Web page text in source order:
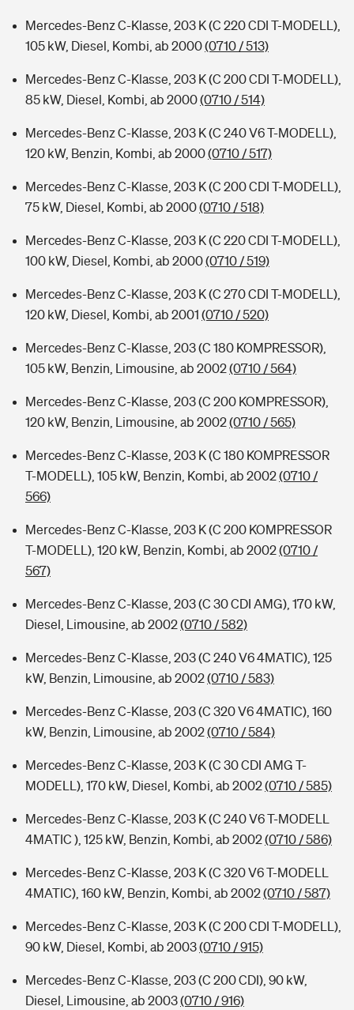
Mercedes-Benz C-Klasse, 203 K (C 220 CDI T-MODELL),
105 kW, Diesel, Kombi, ab 2000(0710 / 513)
Mercedes-Benz C-Klasse, 203 K (C 200 CDI T-MODELL),
85 kW, Diesel, Kombi, ab 2000(0710 / 514)
Mercedes-Benz C-Klasse, 203 K (C 240 V6 T-MODELL),
120 kW, Benzin, Kombi, ab 2000(0710 / 517)
Mercedes-Benz C-Klasse, 203 K (C 200 CDI T-MODELL),
75 kW, Diesel, Kombi, ab 2000(0710 / 518)
Mercedes-Benz C-Klasse, 203 K (C 220 CDI T-MODELL),
100 kW, Diesel, Kombi, ab 2000(0710 / 519)
Mercedes-Benz C-Klasse, 203 K (C 270 CDI T-MODELL),
120 kW, Diesel, Kombi, ab 2001 (0710 / 520)
Mercedes-Benz C-Klasse, 203 (C 180 KOMPRESSOR),
105 kW, Benzin, Limousine, ab 2002(0710 / 564)
Mercedes-Benz C-Klasse, 203 (C 200 KOMPRESSOR),
120 kW, Benzin, Limousine, ab 2002(0710 / 565)
Mercedes-Benz C-Klasse, 203 K (C 180 KOMPRESSOR
T-MODELL), 105 kW, Benzin, Kombi, ab 2002(0710 /
566)
Mercedes-Benz C-Klasse, 203 K (C 200 KOMPRESSOR
T-MODELL), 120 kW, Benzin, Kombi, ab 2002(0710 /
567)
Mercedes-Benz C-Klasse, 203 (C 30 CDI AMG), 170 kW,
Diesel, Limousine, ab 2002(0710 / 582)
Mercedes-Benz C-Klasse, 203 (C 240 V6 4MATIC), 125
kW, Benzin, Limousine, ab 2002(0710 / 583)
Mercedes-Benz C-Klasse, 203 (C 320 V6 4MATIC), 160
kW, Benzin, Limousine, ab 2002(0710 / 584)
Mercedes-Benz C-Klasse, 203 K (C 30 CDI AMG T-
MODELL), 170 kW, Diesel, Kombi, ab 2002(0710 / 585)
Mercedes-Benz C-Klasse, 203 K (C 240 V6 T-MODELL
4MATIC ), 125 kW, Benzin, Kombi, ab 2002(0710 / 586)
Mercedes-Benz C-Klasse, 203 K (C 320 V6 T-MODELL
4MATIC), 160 kW, Benzin, Kombi, ab 2002(0710 / 587)
Mercedes-Benz C-Klasse, 203 K (C 200 CDI T-MODELL),
90 kW, Diesel, Kombi, ab 2003(0710 / 915)
Mercedes-Benz C-Klasse, 203 (C 200 CDI), 90 kW,
Diesel, Limousine, ab 2003(0710 / 916)